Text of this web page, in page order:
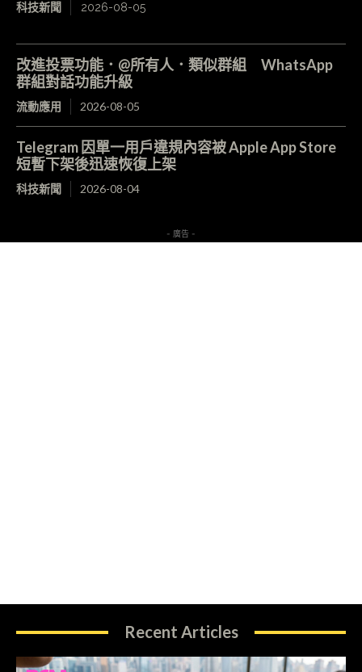
科技新聞 2026-08-05
改進投票功能．@所有人．類似群組 WhatsApp
群組對話功能升級
流動應用 2026-08-05
Telegram 因單一用戶違規內容被 Apple App Store
短暫下架後迅速恢復上架
科技新聞 2026-08-04
- 廣告 -
Recent Articles